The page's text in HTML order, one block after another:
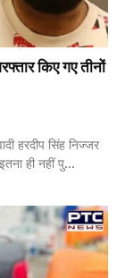
किए गए तीनों
हरदीप सिंह निज्जर
ही नहीं पु...